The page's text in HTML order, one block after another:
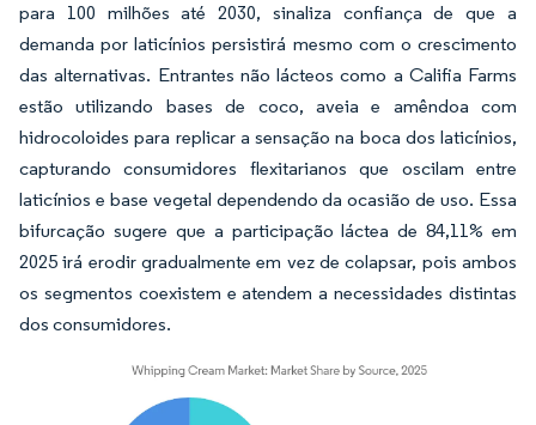
para 100 milhões até 2030, sinaliza confiança de que a
demanda por laticínios persistirá mesmo com o crescimento
das alternativas. Entrantes não lácteos como a Califia Farms
estão utilizando bases de coco, aveia e amêndoa com
hidrocoloides para replicar a sensação na boca dos laticínios,
capturando consumidores flexitarianos que oscilam entre
laticínios e base vegetal dependendo da ocasião de uso. Essa
bifurcação sugere que a participação láctea de 84,11% em
2025 irá erodir gradualmente em vez de colapsar, pois ambos
os segmentos coexistem e atendem a necessidades distintas
dos consumidores.